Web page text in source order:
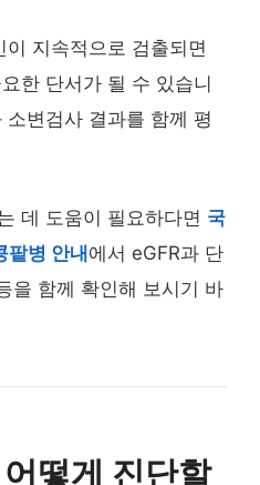
지속적으로 검출되면
한 단서가 될 수 있습니
변검사 결과를 함께 평
데 도움이 필요하다면 국
팥병 안내 에서 eGFR과 단
을 함께 확인해 보시기 바
떻게 진단할